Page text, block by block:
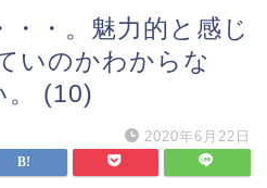
・。魅力的と感じ
いのかわからな
。 (10)
2020年6月22日